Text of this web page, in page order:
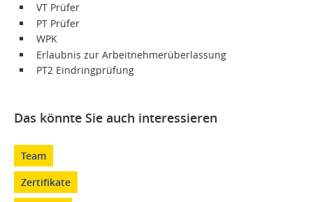
VT Prüfer
PT Prüfer
WPK
Erlaubnis zur Arbeitnehmerüberlassung
PT2 Eindringprüfung
Das könnte Sie auch interessieren
Team
Zertifikate